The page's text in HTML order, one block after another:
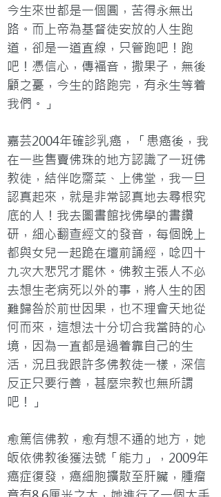
今生來世都是一個圓，苦得永無出
路。而上帝為基督徒安放的人生跑
道，卻是一道直線，只管跑吧！跑
吧！憑信心，傳褔音，撒果子，無後
顧之憂，今生的路跑完，有永生等着
我們。」
嘉芸2004年確診乳癌，「患癌後，我
在一些售賣佛珠的地方認識了一班佛
教徒，結伴吃齋菜、上佛堂，我一旦
認真起來，就是非常認真地去尋根究
底的人！我去圖書館找佛學的書鑽
研，細心翻查經文的發音，每個晚上
都與女兒一起跪在壇前誦經，唸四十
九次大悲咒才罷休。佛教主張人不必
去想生老病死以外的事，將人生的困
難歸咎於前世因果，也不理會天地從
何而來，這想法十分切合我當時的心
境，因為一直都是過着靠自己的生
活，況且我跟許多佛教徒一樣，深信
反正只要行善，甚麼宗教也無所謂
吧！」
愈篤信佛教，愈有想不通的地方，她
皈依佛教後獲法號「能力」，2009年
癌症復發，癌細胞擴散至肝臟，腫瘤